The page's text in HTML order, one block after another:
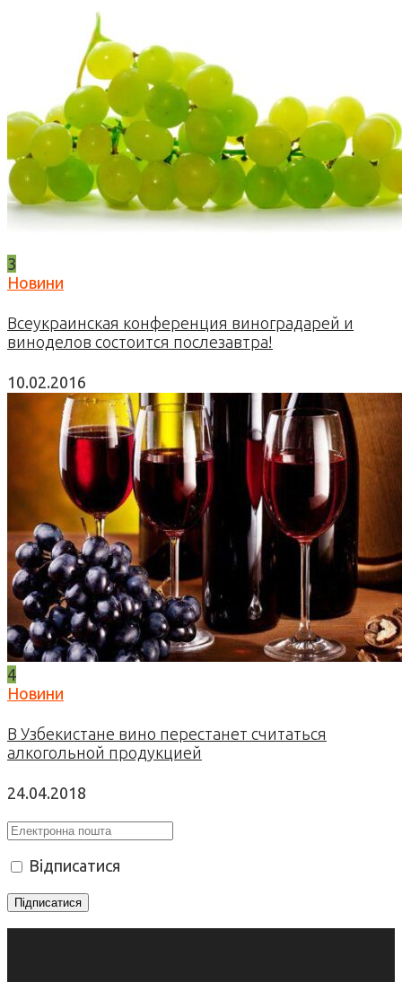
3
Новини
Всеукраинская конференция виноградарей и
виноделов состоится послезавтра!
10.02.2016
4
Новини
В Узбекистане вино перестанет считаться
алкогольной продукцией
24.04.2018
Відписатися